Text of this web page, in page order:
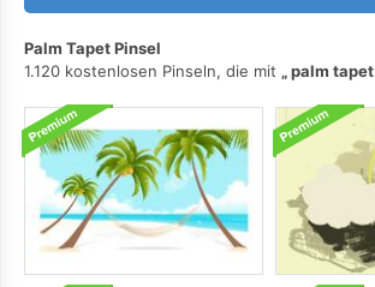
Palm Tapet Pinsel
1.120 kostenlosen Pinseln, die mit
palm tapet